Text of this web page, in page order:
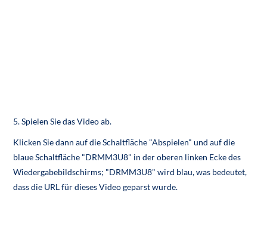
5. Spielen Sie das Video ab.
Klicken Sie dann auf die Schaltfläche "Abspielen" und auf die
blaue Schaltfläche "DRMM3U8" in der oberen linken Ecke des
Wiedergabebildschirms; "DRMM3U8" wird blau, was bedeutet,
dass die URL für dieses Video geparst wurde.